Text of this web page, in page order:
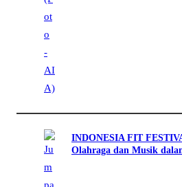
INDONESIA FIT
Olahraga dan Musik